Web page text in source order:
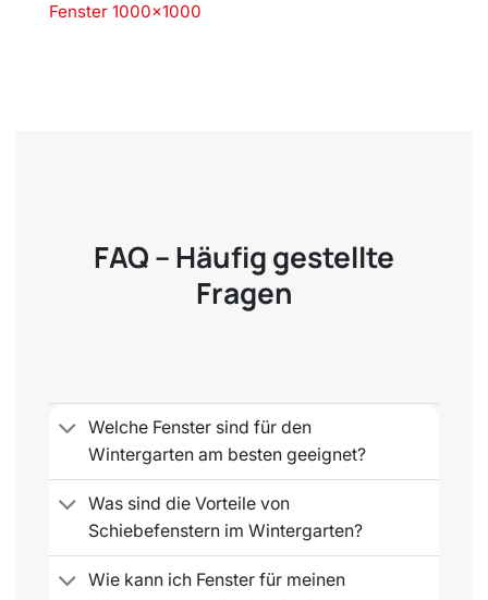
Fenster 1000×1000
FAQ – Häufig gestellte
Fragen
Welche Fenster sind für den
Wintergarten am besten geeignet?
Was sind die Vorteile von
Schiebefenstern im Wintergarten?
Wie kann ich Fenster für meinen